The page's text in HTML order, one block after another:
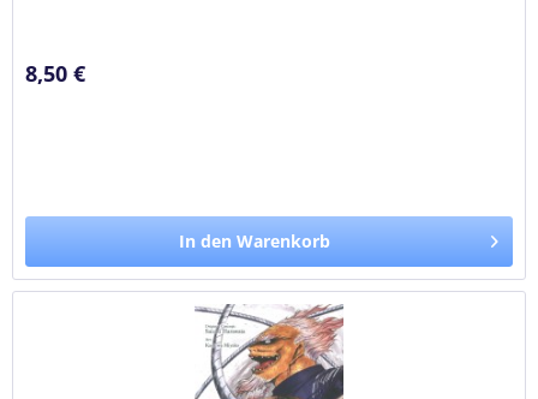
8,50 €
In den Warenkorb